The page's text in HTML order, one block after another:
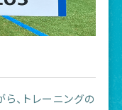
、トレーニングの